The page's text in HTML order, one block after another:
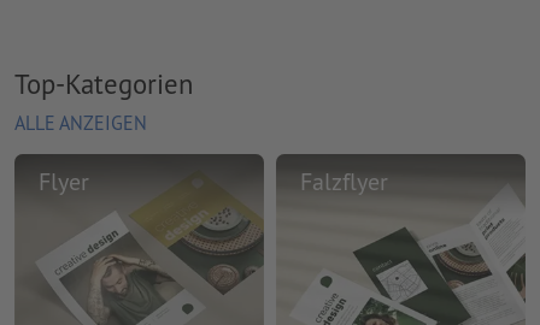
Top-Kategorien
ALLE ANZEIGEN
Flyer Falzflyer